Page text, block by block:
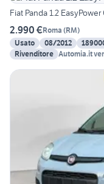
Fiat Panda 1.2
2.990 €Roma (RM)
Usato
08/2012
Rivenditore Automia.it